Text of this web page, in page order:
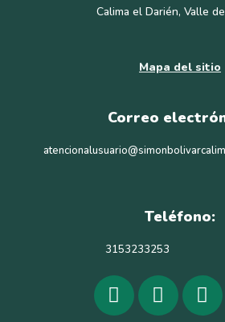
Calima el Darién, Valle
Mapa del sitio
Correo
Teléfono:
3153233253